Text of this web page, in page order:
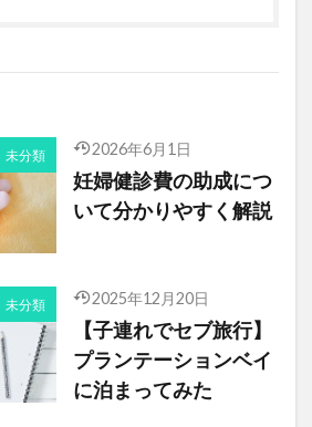
未分類 2026年6月1日
妊婦健診費の助成につ
いて分かりやすく解説
未分類 2025年12月20日
【子連れでセブ旅行】
プランテーションベイ
に泊まってみた